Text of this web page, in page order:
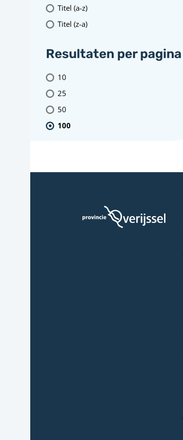
Titel (a-z)
Titel (z-a)
Resultaten per pagina
10
25
50
100